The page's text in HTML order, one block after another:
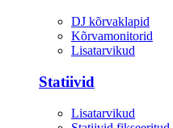
DJ kõrvaklapid
Kõrvamonitorid
Lisatarvikud
Statiivid
Lisatarvikud